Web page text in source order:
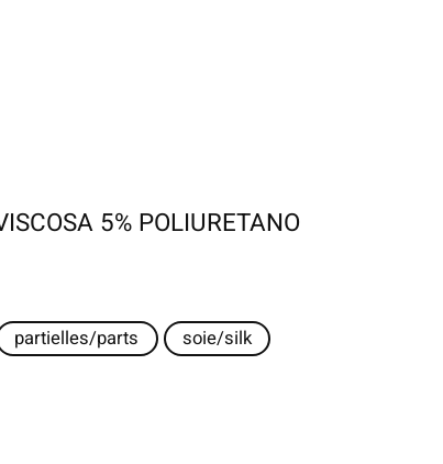
5% POLIURETANO
partielles/parts soie/silk